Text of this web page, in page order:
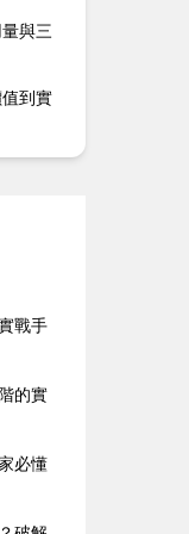
與三
到實
戰手
的實
必懂